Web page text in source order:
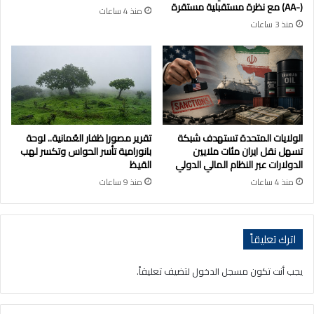
(-AA) مع نظرة مستقبلية مستقرة
منذ 3 ساعات
منذ 4 ساعات
الولايات المتحدة تستهدف شبكة
تسهل نقل ايران مئات ملايين
الدولارات عبر النظام المالي الدولي
منذ 4 ساعات
تقرير مصور| ظفار العُمانية.. لوحة
بانورامية تأسر الحواس وتكسر لهب
القيظ
منذ 9 ساعات
اترك تعليقاً
يجب أنت تكون مسجل الدخول لتضيف تعليقاً.